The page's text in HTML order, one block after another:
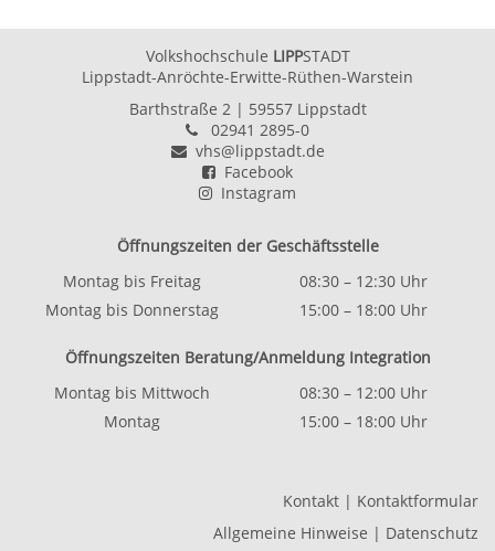
Volkshochschule LIPPSTADT
Lippstadt-Anröchte-Erwitte-Rüthen-Warstein
Barthstraße 2| 59557 Lippstadt
02941 2895-0
vhs@lippstadt.de
Facebook
Instagram
Öffnungszeiten der Geschäftsstelle
Montag bis Freitag
08:30 – 12:30 Uhr
Montag bis Donnerstag
15:00 – 18:00 Uhr
Öffnungszeiten Beratung/Anmeldung Integration
Montag bis Mittwoch
08:30 – 12:00 Uhr
Montag
15:00 – 18:00 Uhr
Kontakt | Kontaktformular
Allgemeine Hinweise | Datenschutz